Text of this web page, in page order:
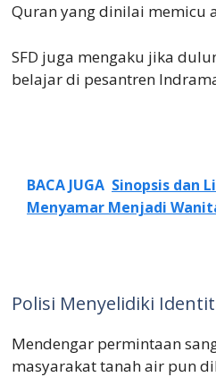
Quran yang dinilai memicu
SFD juga mengaku jika
belajar di pesantren
BACA JUGA Sinopsis dan
Menyamar Menjadi
Polisi Menyelidiki
Mendengar permintaan
masyarakat tanah air pun